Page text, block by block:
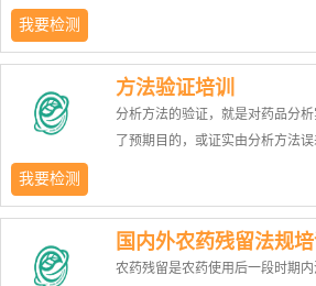
工作所必须达到的要求；掌握建立
ISO/IEC17025的具体方法；学习
验室的日常管理水平。2）适用
人员，第一、二、三方审核员等
及其意义；实验室质量体系与文
制；实验室记录的控制；实验室
我要检测
回收试验、对比试验、质控样品
验、抽样复验、实验室间和人员
实验室误差试验等方法。为了正
课程培训。 1）培训目标掌握检
不确定度；有效数字的规范；异
制；计算过程的的数据控制等；
我要检测
方法验证培训
分析方法的验证，就是对药品分
了预期目的，或证实由分析方法
致试验结果判定错误的概率是否
分析方法的验证以验证参数表示
证明采用的方法适用于相应检测
国内外农药残留法规培
农药残留是农药使用后一段时期